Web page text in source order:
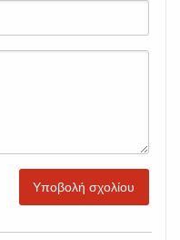
Υποβολή σχολίου